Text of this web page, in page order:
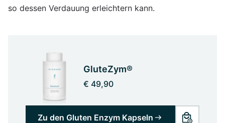
so dessen Verdauung erleichtern kann.
GluteZym®
€ 49,90
Zu den Gluten Enzym Kapseln